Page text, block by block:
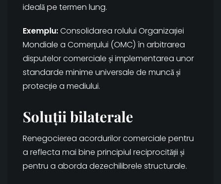
ideală pe termen lung.
Exemplu:Consolidarea rolului Organizației
Mondiale a Comerțului (OMC) în arbitrarea
disputelor comerciale și implementarea unor
standarde minime universale de muncă și
protecție a mediului.
Soluții bilaterale
Renegocierea acordurilor comerciale pentru
a reflecta mai bine principiul reciprocității și
pentru a aborda dezechilibrele structurale.